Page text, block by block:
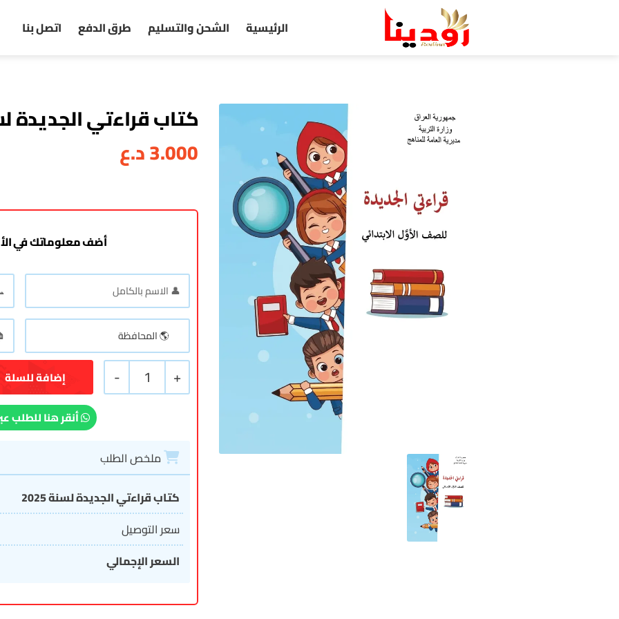
الرئيسية الشحن والتسليم طرق الدفع اتصل بنا
كتاب قراءتي الجديدة
3.000د.ع
أضف معلوماتك في
+
1
- إضافة للسلة
أنقر هنا للطلب
ملخص الطلب
كتاب قراءتي الجديدة لسنة 2025
سعر التوصيل
السعر الإجمالي